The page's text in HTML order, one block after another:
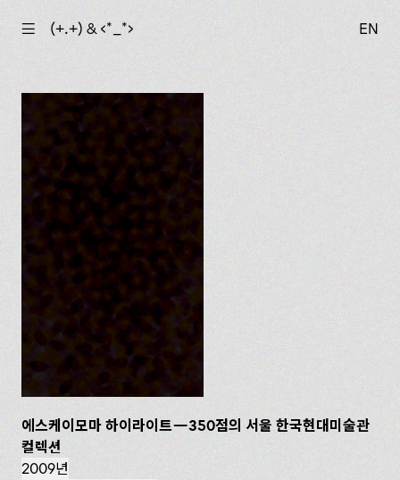
☰ (+.+) & ‹*_*› EN
에스케이모마 하이라이트—350‌점의 서울 한국현대미술관
컬렉션
2009년